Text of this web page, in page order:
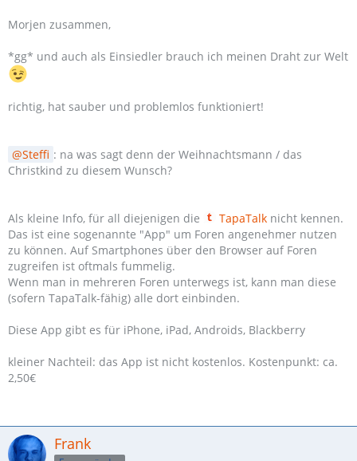
Morjen zusammen,
*gg* und auch als Einsiedler brauch ich meinen Draht zur Welt
richtig, hat sauber und problemlos funktioniert!
Steffi : na was sagt denn der Weihnachtsmann / das
Christkind zu diesem Wunsch?
Als kleine Info, für all diejenigen die TapaTalk nicht kennen.
Das ist eine sogenannte "App" um Foren angenehmer nutzen
zu können. Auf Smartphones über den Browser auf Foren
zugreifen ist oftmals fummelig.
Wenn man in mehreren Foren unterwegs ist, kann man diese
(sofern TapaTalk-fähig) alle dort einbinden.
Diese App gibt es für iPhone, iPad, Androids, Blackberry
kleiner Nachteil: das App ist nicht kostenlos. Kostenpunkt: ca.
2,50€
Frank